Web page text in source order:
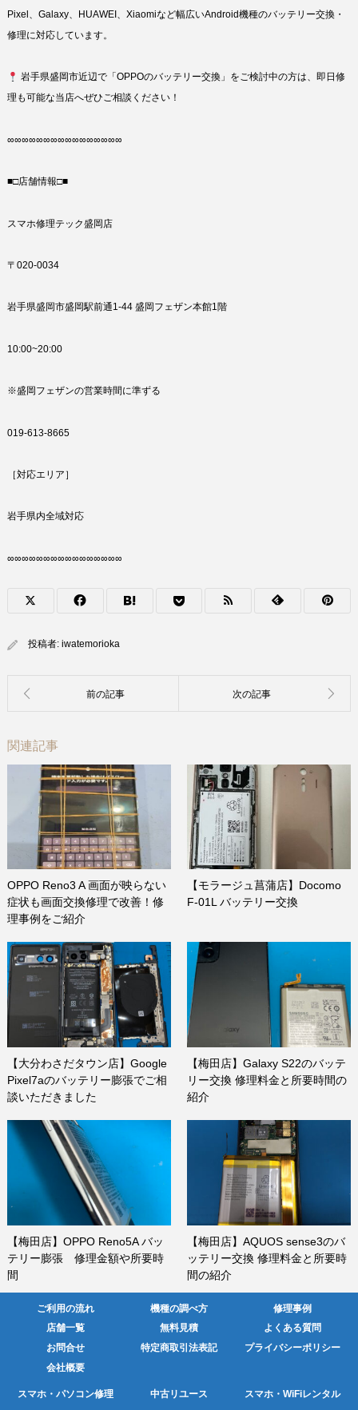
Pixel、Galaxy、HUAWEI、Xiaomiなど幅広いAndroid機種のバッテリー交換・
修理に対応しています。
岩手県盛岡市近辺で「OPPOのバッテリー交換」をご検討中の方は、即日修
理も可能な当店へぜひご相談ください！
∞∞∞∞∞∞∞∞∞∞∞∞∞∞∞∞
■□店舗情報□■
スマホ修理テック盛岡店
〒020-0034
岩手県盛岡市盛岡駅前通1-44 盛岡フェザン本館1階
10:00~20:00
※盛岡フェザンの営業時間に準ずる
019-613-8665
［対応エリア］
岩手県内全域対応
∞∞∞∞∞∞∞∞∞∞∞∞∞∞∞∞
投稿者: iwatemorioka
関連記事
OPPO Reno3 A 画面が映らない
症状も画面交換修理で改善！修
理事例をご紹介
【モラージュ菖蒲店】Docomo
F-01L バッテリー交換
【大分わさだタウン店】Google
Pixel7aのバッテリー膨張でご相
談いただきました
【梅田店】Galaxy S22のバッテ
リー交換 修理料金と所要時間の
紹介
【梅田店】OPPO Reno5A バッ
テリー膨張 修理金額や所要時
間
【梅田店】AQUOS sense3のバ
ッテリー交換 修理料金と所要時
間の紹介
ご利用の流れ 機種の調べ方
修理事例
店舗一覧
無料見積
よくある質問
お問合せ
特定商取引法表記
プライバシーポリシー
会社概要
スマホ・パソコン修理 中古リユース スマホ・WiFiレンタル